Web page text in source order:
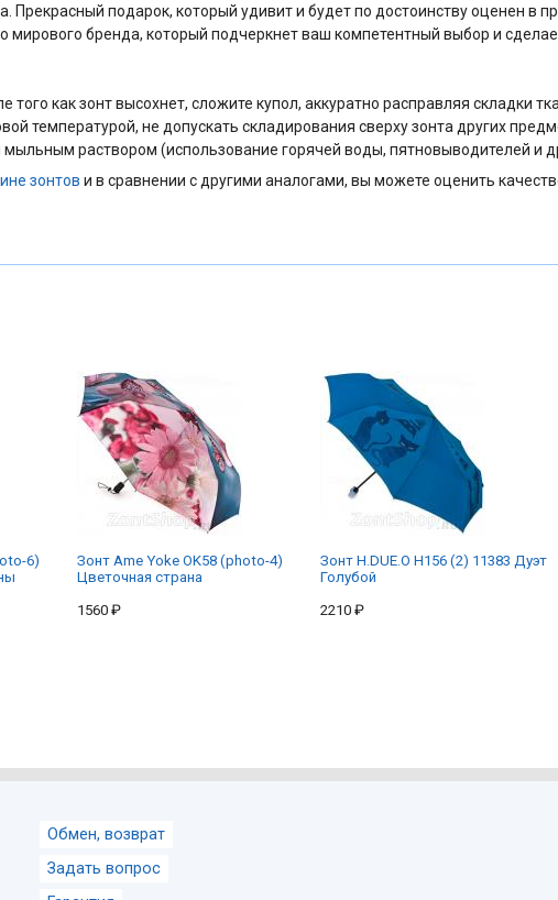
Прекрасный подарок, который удивит и будет по достоинству оценен в
мирового бренда, который подчеркнет ваш компетентный выбор и
как зонт высохнет, сложите купол, аккуратно расправляя складки
температурой, не допускать складирования сверху зонта других
раствором (использование горячей воды, пятновыводителей и
зонтов и в сравнении с другими аналогами, вы можете оценить
6)
Зонт Ame Yoke OK58 (photo-4)
Цветочная страна
1560 ₽
Зонт H.DUE.O H156 (2) 11383 Дуэт
Голубой
2210 ₽
Обмен, возврат
Задать вопрос